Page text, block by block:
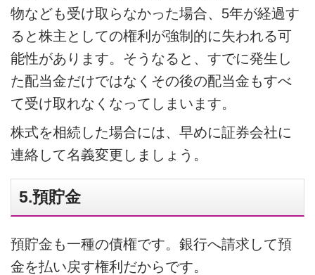
物なども受け取らなかった場合、5年が経過す
ると株主としての権利が強制的に失われる可
能性があります。そうなると、すでに発生し
た配当金だけではなくその後の配当金もすべ
て受け取れなくなってしまいます。
株式を相続した場合には、早めに証券会社に
連絡して名義変更しましょう。
5.預貯金
預貯金も一種の債権です。銀行へ請求して預
金を払い戻す権利だからです。